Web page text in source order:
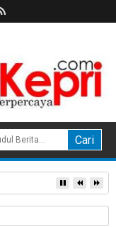
Perluasan Kampung